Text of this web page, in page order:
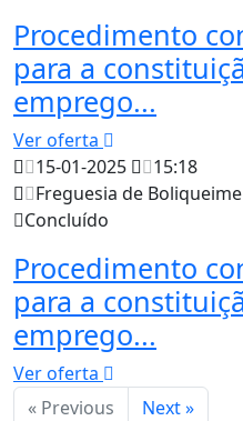
Procedimento
para a
emprego...
Ver oferta
15-01-2025
15:18
Freguesia de Boliqueime
Concluído
Procedimento
para a
emprego...
Ver oferta
« Previous
Next »